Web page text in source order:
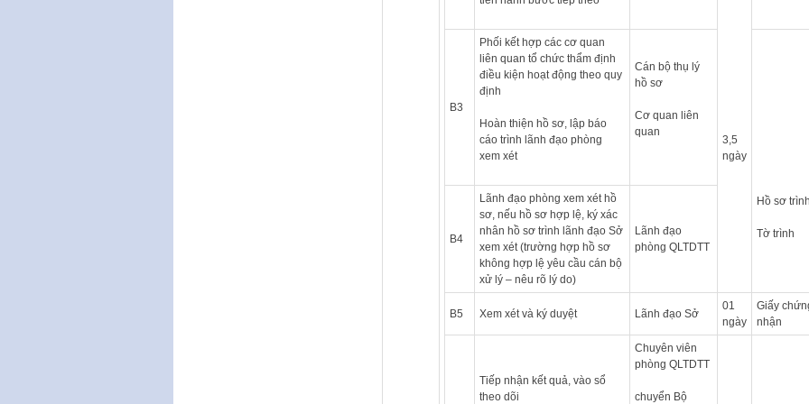
3,5
ngày
B3
Phối kết hợp các cơ quan
liên quan tổ chức thẩm định
điều kiện hoạt động theo quy
định
Hoàn thiện hồ sơ, lập báo
cáo trình lãnh đạo phòng
xem xét
Cán bộ thụ lý
hồ sơ
Cơ quan liên
quan
Hồ sơ
Tờ trình
B4
Lãnh đạo phòng xem xét hồ
sơ, nếu hồ sơ hợp lệ, ký xác
nhân hồ sơ trình lãnh đạo Sở
xem xét (trường hợp hồ sơ
không hợp lệ yêu cầu cán bộ
xử lý – nêu rõ lý do)
Lãnh đạo
phòng QLTDTT
B5 Xem xét và ký duyệt Lãnh đạo Sở
01
ngày
Giấy
nhận
Tiếp nhận kết quả, vào sổ
theo dõi
Chuyên viên
phòng QLTDTT
chuyển Bộ